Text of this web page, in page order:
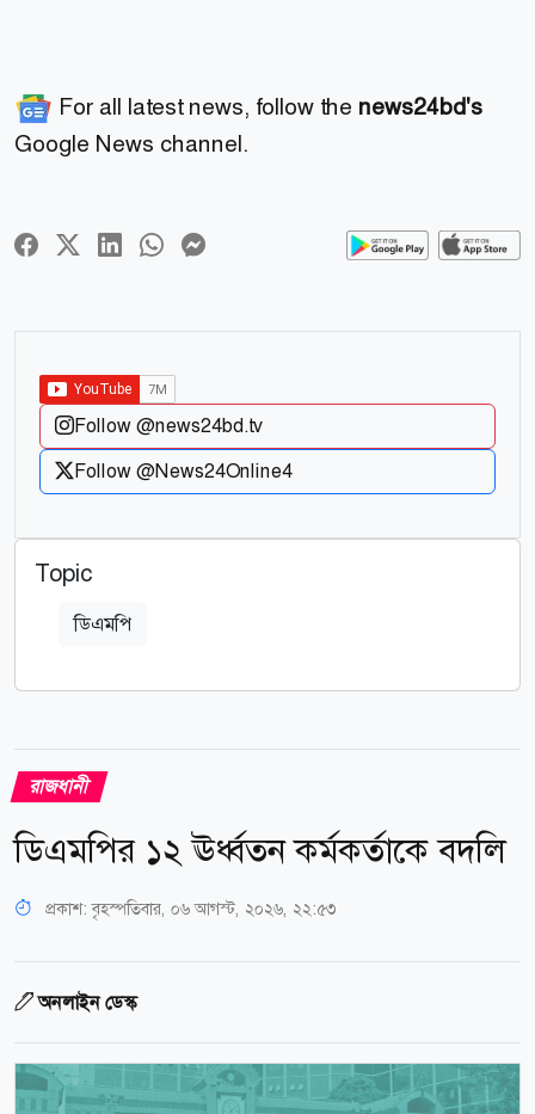
For all latest news, follow the news24bd's
Google News channel.
Follow @news24bd.tv
Follow @News24Online4
Topic
ডিএমপি
রাজধানী
ডিএমপির ১২ ঊর্ধ্বতন কর্মকর্তাকে বদলি
প্রকাশ:বৃহস্পতিবার, ০৬ আগস্ট, ২০২৬, ২২:৫৩
অনলাইন ডেস্ক